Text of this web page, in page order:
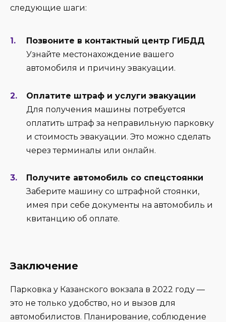
следующие шаги:
Позвоните в контактный центр ГИБДД
Узнайте местонахождение вашего
автомобиля и причину эвакуации.
Оплатите штраф и услуги эвакуации
Для получения машины потребуется
оплатить штраф за неправильную парковку
и стоимость эвакуации. Это можно сделать
через терминалы или онлайн.
Получите автомобиль со спецстоянки
Заберите машину со штрафной стоянки,
имея при себе документы на автомобиль и
квитанцию об оплате.
Заключение
Парковка у Казанского вокзала в 2022 году —
это не только удобство, но и вызов для
автомобилистов. Планирование, соблюдение